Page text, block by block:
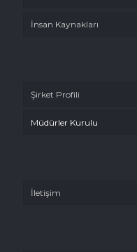
İnsan Kaynakları
Şirket Profili
Müdürler Kurulu
İletişim